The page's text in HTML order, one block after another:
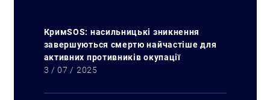
КримSOS: насильницькі зникнення
завершуються смертю найчастіше для
активних противників окупації
3 / 07 / 2025